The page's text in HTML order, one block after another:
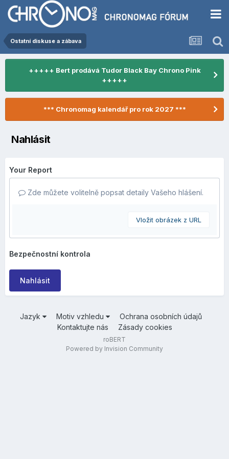
Ostatní diskuse a zábava
+++++ Bert prodává Tudor Black Bay Chrono Pink
+++++
*** Chronomag kalendář pro rok 2027 ***
Nahlásit
Your Report
Zde můžete volitelně popsat detaily Vašeho hlášení.
Vložit obrázek z URL
Bezpečnostní kontrola
Nahlásit
Jazyk Motiv vzhledu
Ochrana osobních údajů
Kontaktujte nás
Zásady cookies
roBERT
Powered by Invision Community